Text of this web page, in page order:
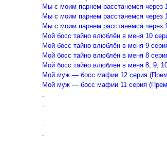
Мы с моим парнем расстанемся через
Мы с моим парнем расстанемся через
Мы с моим парнем расстанемся через
Мой босс тайно влюблён в меня 10
Мой босс тайно влюблён в меня 9
Мой босс тайно влюблён в меня 8
Мой босс тайно влюблён в меня 8, 9,
Мой муж — босс мафии 12 серия
Мой муж — босс мафии 11 серия
.
.
.
.
.